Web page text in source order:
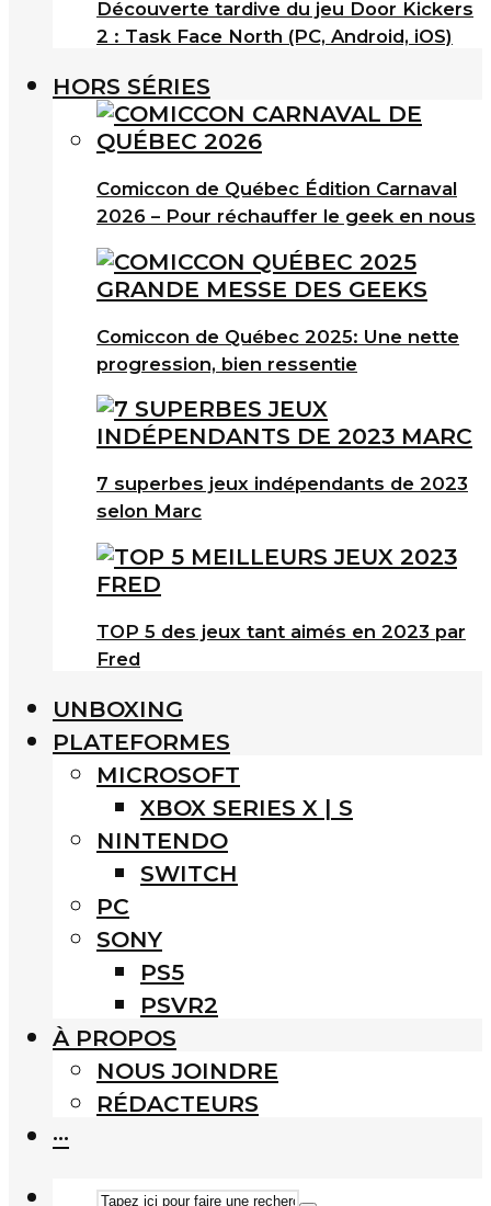
Découverte tardive du jeu Door Kickers
2 : Task Face North (PC, Android, iOS)
HORS SÉRIES
Comiccon de Québec Édition Carnaval
2026 – Pour réchauffer le geek en nous
Comiccon de Québec 2025: Une nette
progression, bien ressentie
7 superbes jeux indépendants de 2023
selon Marc
TOP 5 des jeux tant aimés en 2023 par
Fred
UNBOXING
PLATEFORMES
MICROSOFT
XBOX SERIES X | S
NINTENDO
SWITCH
PC
SONY
PS5
PSVR2
À PROPOS
NOUS JOINDRE
RÉDACTEURS
···